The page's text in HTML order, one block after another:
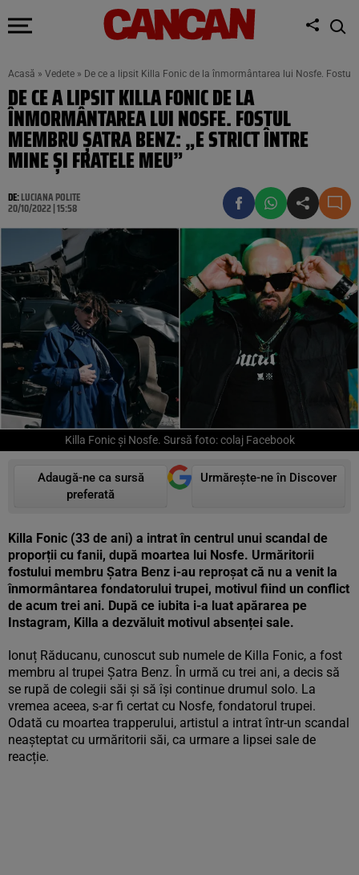
Acasă » Vedete » De ce a lipsit Killa Fonic de la înmormântarea lui Nosfe. Fostul
DE CE A LIPSIT KILLA FONIC DE LA
ÎNMORMÂNTAREA LUI NOSFE. FOSTUL
MEMBRU ȘATRA BENZ: „E STRICT ÎNTRE
MINE ȘI FRATELE MEU”
DE:LUCIANA POLITE
20/10/2022 | 15:58
Killa Fonic și Nosfe. Sursă foto: colaj Facebook
Adaugă-ne ca sursă
preferată
Urmărește-ne în Discover
Killa Fonic (33 de ani) a intrat în centrul unui scandal de
proporții cu fanii, după moartea lui Nosfe. Urmăritorii
fostului membru Șatra Benz i-au reproșat că nu a venit la
înmormântarea fondatorului trupei, motivul fiind un conflict
de acum trei ani. După ce iubita i-a luat apărarea pe
Instagram, Killa a dezvăluit motivul absenței sale.
Ionuț Răducanu, cunoscut sub numele de Killa Fonic, a fost
membru al trupei Șatra Benz. În urmă cu trei ani, a decis să
se rupă de colegii săi și să își continue drumul solo. La
vremea aceea, s-ar fi certat cu Nosfe, fondatorul trupei.
Odată cu moartea trapperului, artistul a intrat într-un scandal
neașteptat cu urmăritorii săi, ca urmare a lipsei sale de
reacție.